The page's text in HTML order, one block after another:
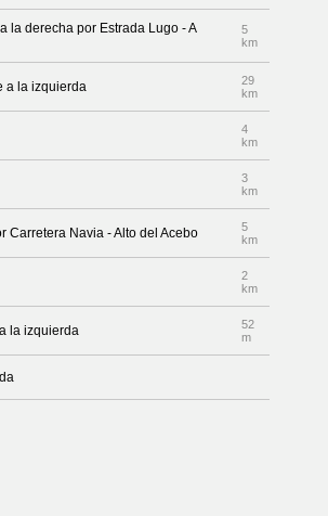
la derecha por Estrada Lugo - A
5
km
a la izquierda
29
km
4
km
3
km
Carretera Navia - Alto del Acebo
5
km
2
km
la izquierda
52
m